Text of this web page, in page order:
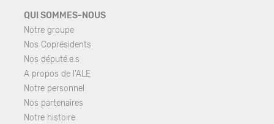
QUI SOMMES-NOUS
Notre groupe
Nos Coprésidents
Nos député.e.s
A propos de l'ALE
Notre personnel
Nos partenaires
Notre histoire